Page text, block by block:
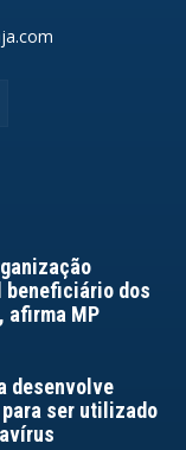
beneficiário dos
afirma MP
desenvolve
ser utilizado